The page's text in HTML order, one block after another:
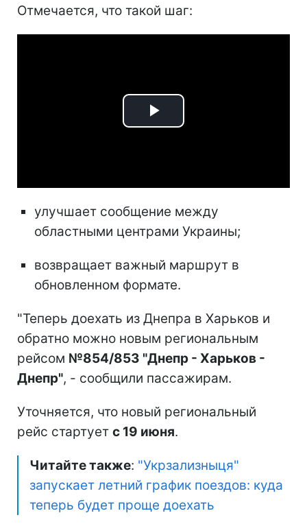
Отмечается, что такой шаг:
Play
улучшает сообщение между
областными центрами Украины;
возвращает важный маршрут в
обновленном формате.
"Теперь доехать из Днепра в Харьков и
обратно можно новым региональным
рейсом №854/853 "Днепр - Харьков -
Днепр", - сообщили пассажирам.
Уточняется, что новый региональный
рейс стартует с 19 июня.
Читайте также: "Укрзализныця"
запускает летний график поездов: куда
теперь будет проще доехать